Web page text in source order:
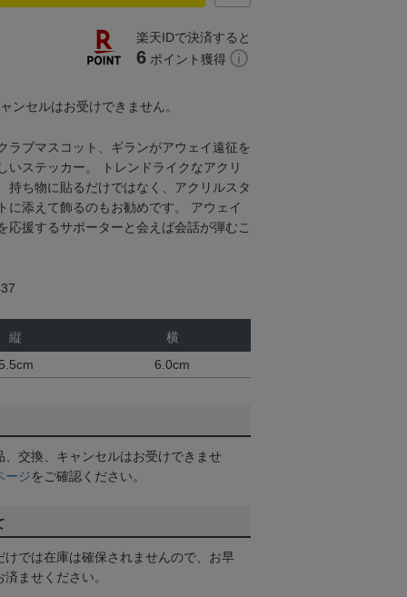
楽天IDで決済すると
6 ポイント獲得
ンセルはお受けできません。
ラブマスコット、ギランがアウェイ遠征を
いステッカー。 トレンドライクなアクリ
持ち物に貼るだけではなく、アクリルスタ
に添えて飾るのもお勧めです。 アウェイ
応援するサポーターと会えば会話が弾むこ
縦
横
6.0cm
交換、キャンセルはお受けできませ
ージをご確認ください。
けでは在庫は確保されませんので、お早
ませください。